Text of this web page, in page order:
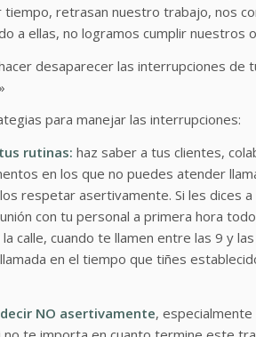
tiempo, retrasan nuestro trabajo, nos
a ellas, no logramos cumplir nuestros
desaparecer las interrupciones
para manejar las interrupciones:
rutinas: haz saber a tus clientes,
en los que no puedes atender
respetar asertivamente. Si les dices
con tu personal a primera hora
calle, cuando te llamen entre las 9 y
en el tiempo que tiñes
NO asertivamente,